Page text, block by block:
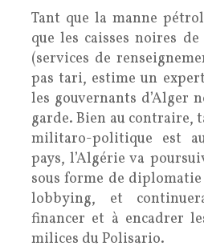
Tant que la manne
que les caisses noires
(services de
pas tari, estime un
les gouvernants d’Alger
garde. Bien au contraire,
militaro-politique est
pays, l’Algérie va
sous forme de
lobbying, et
financer et à encadrer
milices du Polisario.